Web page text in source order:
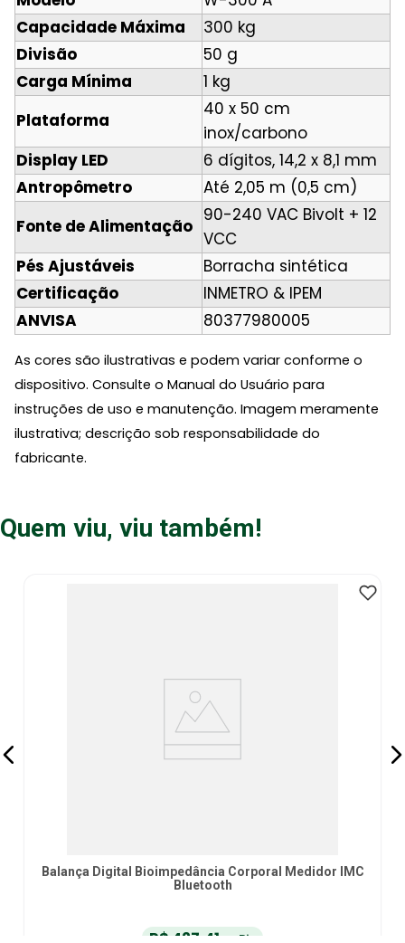
Capacidade Máxima
300 kg
Divisão
50 g
Carga Mínima
1 kg
Plataforma
40 x 50 cm
inox/carbono
Display LED
6 dígitos, 14,2 x 8,1 mm
Antropômetro
Até 2,05 m (0,5 cm)
Fonte de Alimentação
90-240 VAC Bivolt + 12
VCC
Pés Ajustáveis
Borracha sintética
Certificação
INMETRO & IPEM
ANVISA
80377980005
As cores são ilustrativas e podem variar conforme o
dispositivo. Consulte o Manual do Usuário para
instruções de uso e manutenção. Imagem meramente
ilustrativa; descrição sob responsabilidade do
fabricante.
Quem viu, viu também!
Balança Digital Bioimpedância Corporal Medidor IMC
Bluetooth
R$427,41no Pix